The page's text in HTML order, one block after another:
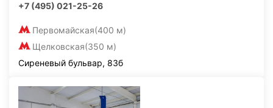
+7 (495) 021-25-26
Первомайская(400 м)
Щелковская(350 м)
Сиреневый бульвар, 83б